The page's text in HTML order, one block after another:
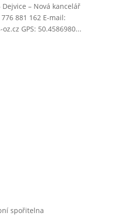
– Nová kancelář
881 162 E-mail:
GPS: 50.4586980...
spořitelna